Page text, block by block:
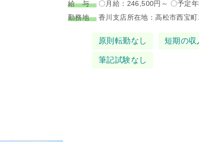
給 与〇月給：246,500円～ 〇予定年
勤務地香川支店所在地：高松市西
原則転勤なし 短期の収
筆記試験なし